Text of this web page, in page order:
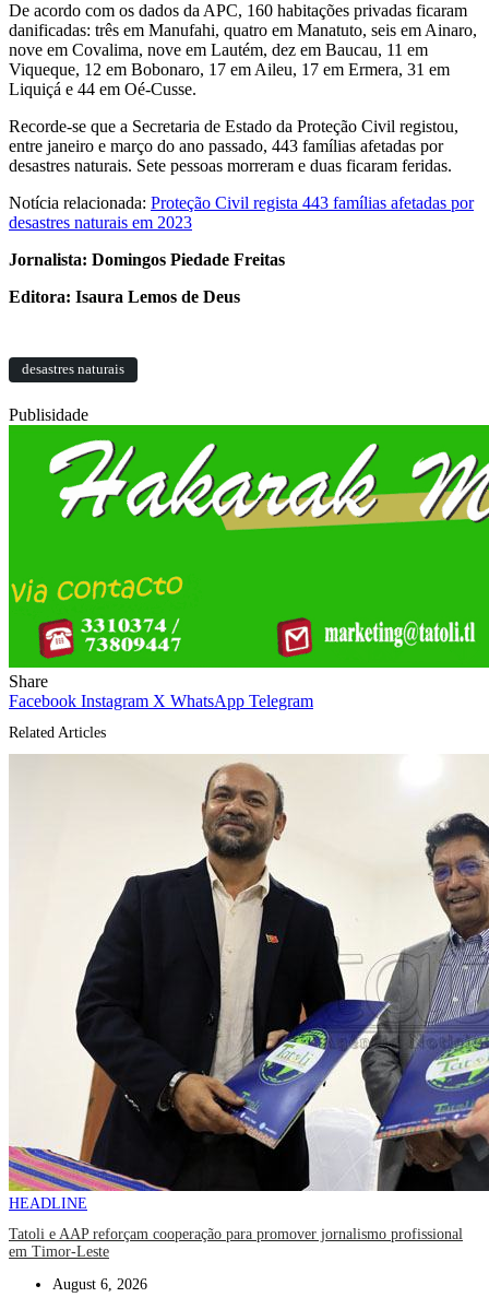
De acordo com os dados da APC, 160 habitações privadas ficaram
danificadas: três em Manufahi, quatro em Manatuto, seis em Ainaro,
nove em Covalima, nove em Lautém, dez em Baucau, 11 em
Viqueque, 12 em Bobonaro, 17 em Aileu, 17 em Ermera, 31 em
Liquiçá e 44 em Oé-Cusse.
Recorde-se que a Secretaria de Estado da Proteção Civil registou,
entre janeiro e março do ano passado, 443 famílias afetadas por
desastres naturais. Sete pessoas morreram e duas ficaram feridas.
Notícia relacionada: Proteção Civil regista 443 famílias afetadas por
desastres naturais em 2023
Jornalista: Domingos Piedade Freitas
Editora: Isaura Lemos de Deus
desastres naturais
Publisidade
Share
Facebook Instagram X WhatsApp Telegram
Related Articles
HEADLINE
Tatoli e AAP reforçam cooperação para promover jornalismo profissional
em Timor-Leste
August 6, 2026